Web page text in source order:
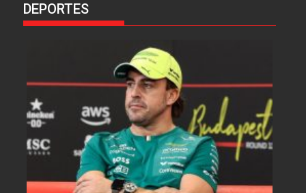
DEPORTES